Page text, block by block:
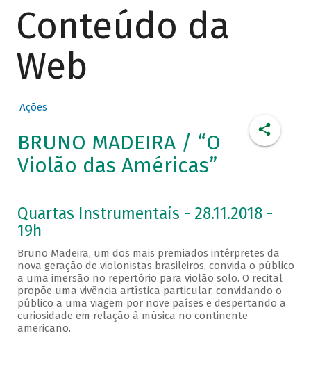
Conteúdo da
Web
Ações
BRUNO MADEIRA / “O
Violão das Américas”
Quartas Instrumentais - 28.11.2018 -
19h
Bruno Madeira, um dos mais premiados intérpretes da
nova geração de violonistas brasileiros, convida o público
a uma imersão no repertório para violão solo. O recital
propõe uma vivência artística particular, convidando o
público a uma viagem por nove países e despertando a
curiosidade em relação à música no continente
americano.